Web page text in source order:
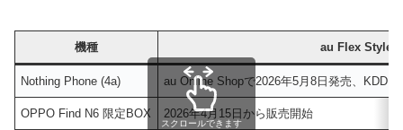
機種 au Flex Style
Nothing Phone (4a) au Online Shopで2026年5月8日発売、KDDI
OPPO Find N6 限定BOX 2026年4月15日から販売開始
スクロールできます